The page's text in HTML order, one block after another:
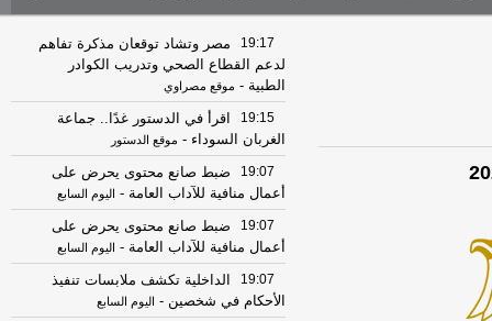
19:17
مصر وتشاد توقعان مذكرة تفاهم
لدعم القطاع الصحي وتدريب الكوادر
الطبية - موقع مصراوي
19:15
اقرأ في الدستور غدًا.. جماعة
الغربان السوداء - موقع الدستور
19:07
ضبط صانع محتوى يحرض على
أعمال منافية للآداب العامة - اليوم السابع
19:07
ضبط صانع محتوى يحرض على
أعمال منافية للآداب العامة - اليوم السابع
19:07
الداخلية تكشف ملابسات تنفيذ
الأحكام في شخصين - اليوم السابع